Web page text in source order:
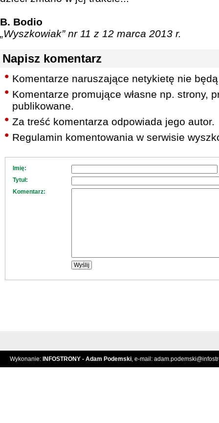
B. Bodio
„Wyszkowiak” nr 11 z 12 marca 2013 r.
Napisz komentarz
Komentarze naruszające netykietę nie
Komentarze promujące własne np. strony,
publikowane.
Za treść komentarza odpowiada jego autor.
Regulamin komentowania w serwisie
Imię:
Tytuł:
Komentarz:
Wykonanie: INFOSTRONY - Adam Podemski, e-mail: